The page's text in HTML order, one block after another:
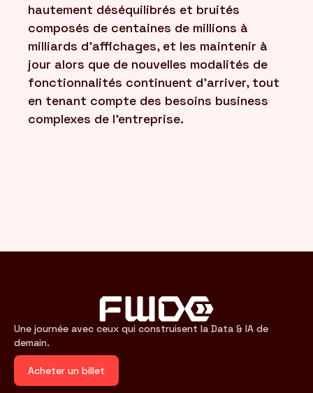
hautement déséquilibrés et bruités
composés de centaines de millions à
milliards d'affichages, et les maintenir à
jour alors que de nouvelles modalités de
fonctionnalités continuent d'arriver, tout
en tenant compte des besoins business
complexes de l'entreprise.
Une journée avec ceux qui construisent la Data & IA de
demain.
Acheter un billet